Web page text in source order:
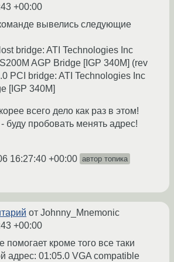
+00:00
вывелись следующие
bridge: ATI Technologies Inc
AGP Bridge [IGP 340M] (rev
PCI bridge: ATI Technologies Inc
[IGP 340M]
всего дело как раз в этом!
буду пробовать менять адрес!
16:27:40 +00:00 автор топика
от Johnny_Mnemonic
+00:00
помогает кроме того все таки
адрес: 01:05.0 VGA compatible